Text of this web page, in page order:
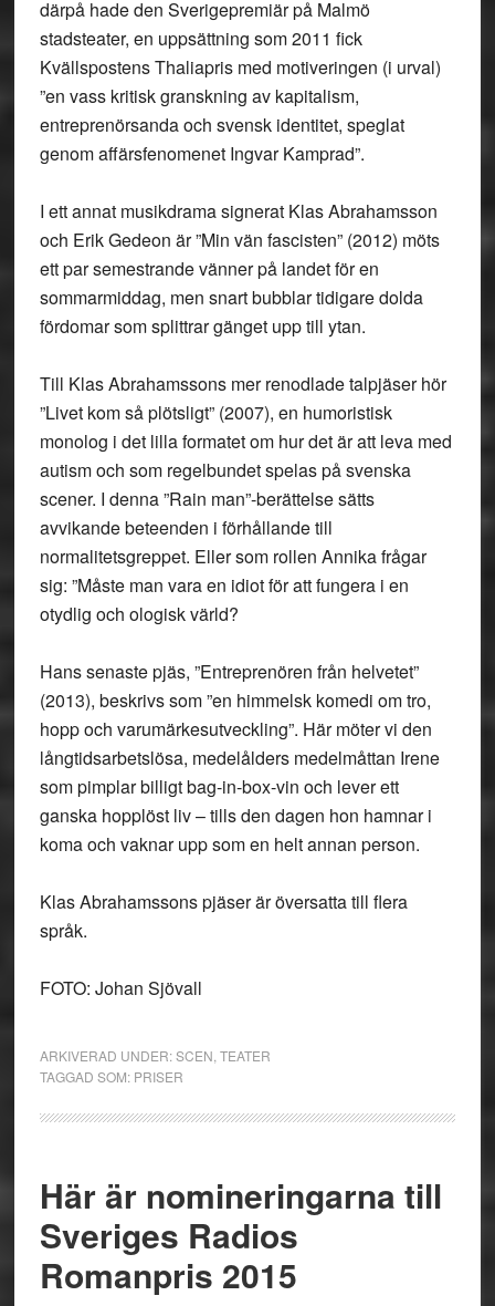
därpå hade den Sverigepremiär på Malmö
stadsteater, en uppsättning som 2011 fick
Kvällspostens Thaliapris med motiveringen (i urval)
”en vass kritisk granskning av kapitalism,
entreprenörsanda och svensk identitet, speglat
genom affärsfenomenet Ingvar Kamprad”.
I ett annat musikdrama signerat Klas Abrahamsson
och Erik Gedeon är ”Min vän fascisten” (2012) möts
ett par semestrande vänner på landet för en
sommarmiddag, men snart bubblar tidigare dolda
fördomar som splittrar gänget upp till ytan.
Till Klas Abrahamssons mer renodlade talpjäser hör
”Livet kom så plötsligt” (2007), en humoristisk
monolog i det lilla formatet om hur det är att leva med
autism och som regelbundet spelas på svenska
scener. I denna ”Rain man”-berättelse sätts
avvikande beteenden i förhållande till
normalitetsgreppet. Eller som rollen Annika frågar
sig: ”Måste man vara en idiot för att fungera i en
otydlig och ologisk värld?
Hans senaste pjäs, ”Entreprenören från helvetet”
(2013), beskrivs som ”en himmelsk komedi om tro,
hopp och varumärkesutveckling”. Här möter vi den
långtidsarbetslösa, medelålders medelmåttan Irene
som pimplar billigt bag-in-box-vin och lever ett
ganska hopplöst liv – tills den dagen hon hamnar i
koma och vaknar upp som en helt annan person.
Klas Abrahamssons pjäser är översatta till flera
språk.
FOTO: Johan Sjövall
ARKIVERAD UNDER:SCEN TEATER
TAGGAD SOM: PRISER
Här är nomineringarna till
Sveriges Radios
Romanpris 2015